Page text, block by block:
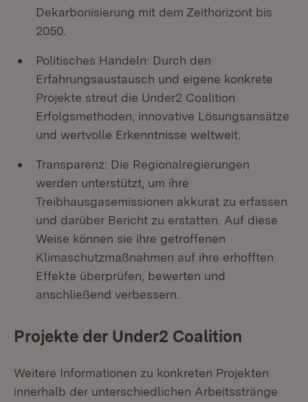
Dekarbonisierung mit dem Zeithorizont bis
2050.
Politisches Handeln: Durch den
Erfahrungsaustausch und eigene konkrete
Projekte streut die Under2 Coalition
Erfolgsmethoden, innovative Lösungsansätze
und wertvolle Erkenntnisse weltweit.
Transparenz: Die Regionalregierungen
werden unterstützt, um ihre
Treibhausgasemissionen akkurat zu erfassen
und darüber Bericht zu erstatten. Auf diese
Weise können sie ihre getroffenen
Klimaschutzmaßnahmen auf ihre erhofften
Effekte überprüfen, bewerten und
anschließend verbessern.
Projekte der Under2 Coalition
Weitere Informationen zu konkreten Projekten
innerhalb der unterschiedlichen Arbeitsstränge